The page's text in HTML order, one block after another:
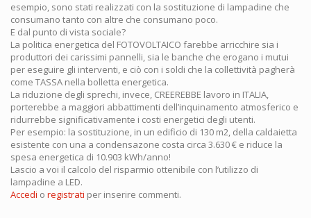
esempio, sono stati realizzati con la sostituzione di lampadine che
consumano tanto con altre che consumano poco.
E dal punto di vista sociale?
La politica energetica del FOTOVOLTAICO farebbe arricchire sia i
produttori dei carissimi pannelli, sia le banche che erogano i mutui
per eseguire gli interventi, e ciò con i soldi che la collettività pagherà
come TASSA nella bolletta energetica.
La riduzione degli sprechi, invece, CREEREBBE lavoro in ITALIA,
porterebbe a maggiori abbattimenti dell’inquinamento atmosferico e
ridurrebbe significativamente i costi energetici degli utenti.
Per esempio: la sostituzione, in un edificio di 130 m2, della caldaietta
esistente con una a condensazone costa circa 3.630 € e riduce la
spesa energetica di 10.903 kWh/anno!
Lascio a voi il calcolo del risparmio ottenibile con l’utilizzo di
lampadine a LED.
Accedi o registrati per inserire commenti.